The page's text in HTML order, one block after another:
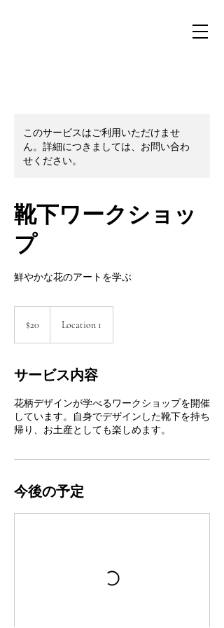
このサービスはご利用いただけませ
ん。詳細につきましては、お問い合わ
せください。
靴下ワークショッ
プ
鮮やかな花のアートを学ぶ
$20 Location 1
サービス内容
花柄デザインが学べるワークショップを開催
しています。自身でデザインした靴下を持ち
帰り、お土産としても楽しめます。
今後の予定